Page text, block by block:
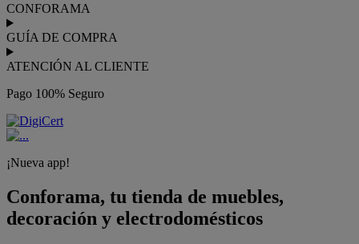
CONFORAMA
GUÍA DE COMPRA
ATENCIÓN AL CLIENTE
Pago 100% Seguro
¡Nueva app!
Conforama, tu tienda de muebles,
decoración y electrodomésticos